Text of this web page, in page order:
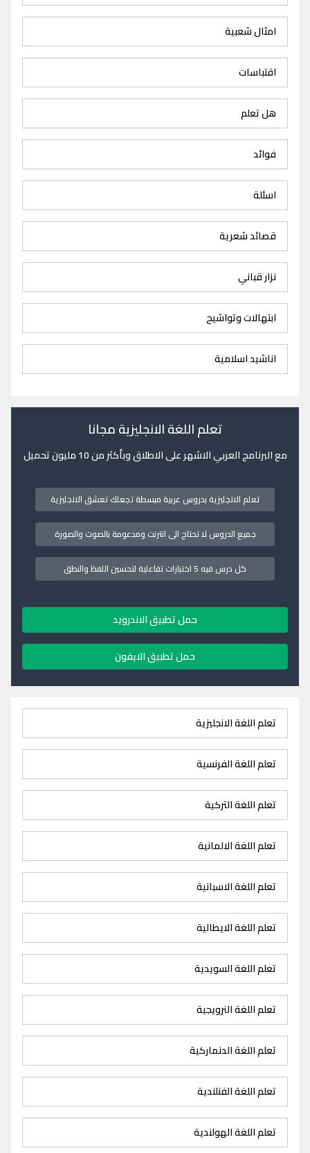
امثال شعبية
اقتباسات
هل تعلم
فوائد
اسئلة
قصائد شعرية
نزار قباني
ابتهالات وتواشيح
اناشيد اسلامية
تعلم اللغة الانجليزية مجانا
مع البرنامج العربي الاشهر على الاطلاق وبأكثر من 10 مليون تحميل
تعلم الانجليزية بدروس عربية مبسطة تجعلك تعشق الانجليزية
جميع الدروس لا تحتاج الى انترنت ومدعومة بالصوت والصورة
كل درس فيه 5 اختبارات تفاعلية لتحسين اللفظ والنطق
حمل تطبيق الاندرويد
حمل تطبيق الايفون
تعلم اللغة الانجليزية
تعلم اللغة الفرنسية
تعلم اللغة التركية
تعلم اللغة الالمانية
تعلم اللغة الاسبانية
تعلم اللغة الايطالية
تعلم اللغة السويدية
تعلم اللغة النرويجية
تعلم اللغة الدنماركية
تعلم اللغة الفنلندية
تعلم اللغة الهولندية